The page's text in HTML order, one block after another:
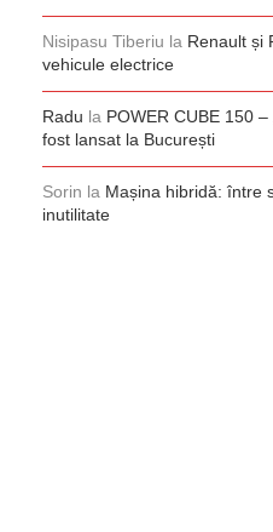
Nisipasu Tiberiu la Renault și
vehicule electrice
Radu la POWER CUBE 150
fost lansat la București
Sorin la Mașina hibridă: între
inutilitate